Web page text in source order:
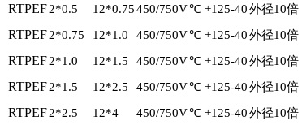
RTPEF2*0.5 12*0.75450/750V℃ +125-40外径10倍
RTPEF2*0.75 12*1.0 450/750V℃ +125-40外径10倍
RTPEF2*1.0 12*1.5 450/750V℃ +125-40外径10倍
RTPEF2*1.5 12*2.5 450/750V℃ +125-40外径10倍
RTPEF2*2.5 12*4 450/750V℃ +125-40外径10倍